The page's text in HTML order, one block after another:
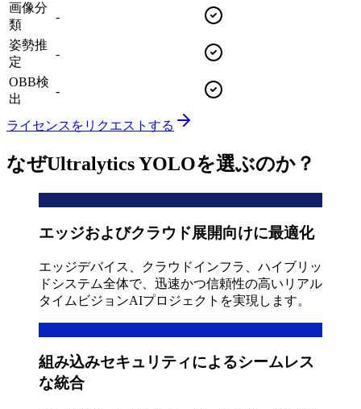
画像分
類
-
姿勢推
定
-
OBB検
出
-
ライセンスをリクエストする
なぜUltralytics YOLOを選ぶのか？
エッジおよびクラウド展開向けに最適化
エッジデバイス、クラウドインフラ、ハイブリッ
ドシステム全体で、迅速かつ信頼性の高いリアル
タイムビジョンAIプロジェクトを実現します。
組み込みセキュリティによるシームレス
な統合